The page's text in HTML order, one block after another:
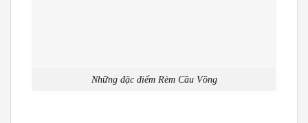
Những đặc điểm Rèm Cầu Vồng